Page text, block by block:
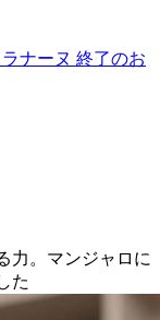
ラナーヌ 終了のお
力。マンジャロに
た